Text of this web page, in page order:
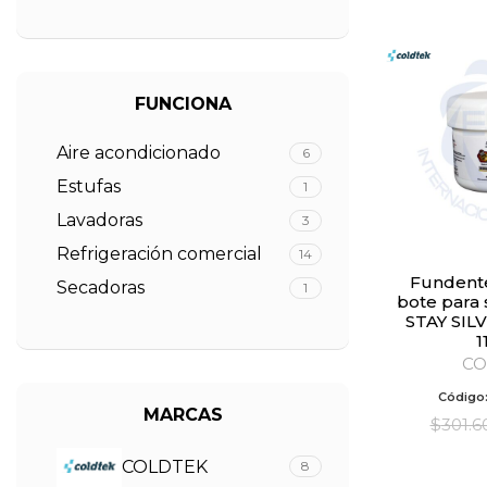
FUNCIONA
Aire acondicionado 6
Estufas 1
Lavadoras 3
Refrigeración comercial 14
Secadoras 1
MARCAS
COLDTEK 8
Fundente de plata en
bote para
STAY
Código:
$